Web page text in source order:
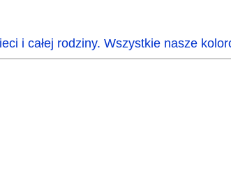
i całej rodziny. Wszystkie nasze